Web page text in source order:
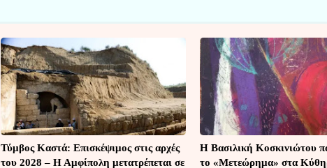
Τύμβος Καστά: Επισκέψιμος στις αρχές
του 2028 – Η Αμφίπολη μετατρέπεται σε
Η Βασιλική Κοσκινιώτου
το «Μετεώρημα» στα